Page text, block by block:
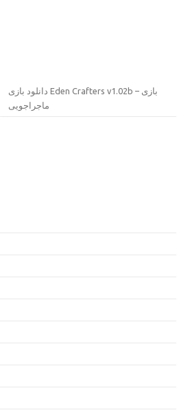
دانلود بازی Eden Crafters v1.02b – بازی
ماجراجویی